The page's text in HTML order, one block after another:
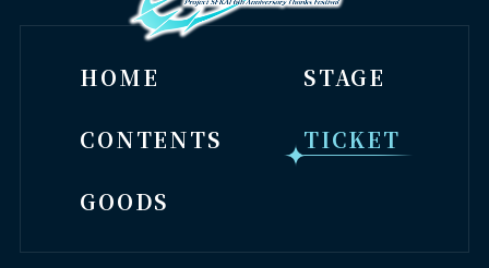
HOME STAGE
CONTENTS TICKET
GOODS